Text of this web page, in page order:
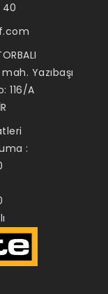
40
Yazıbaşı
116/A
: